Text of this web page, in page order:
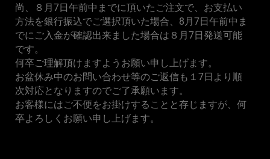
尚、８月7日午前中までに頂いたご注文で、お支払い
方法を銀行振込でご選択頂いた場合、8月7日午前中ま
でにご入金が確認出来ました場合は８月7日発送可能
です。
何卒ご理解頂けますようお願い申し上げます。
お盆休み中のお問い合わせ等のご返信も１7日より順
次対応となりますのでご了承願います。
お客様にはご不便をお掛けすることと存じますが、何
卒よろしくお願い申し上げます。